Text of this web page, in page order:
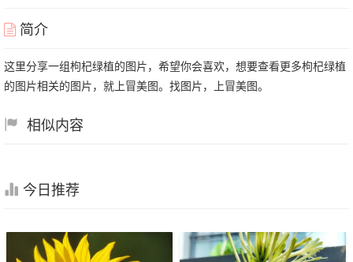
简介
这里分享一组枸杞绿植的图片，希望你会喜欢，想要查看更多枸杞绿植
的图片相关的图片，就上冒美图。找图片，上冒美图。
相似内容
今日推荐